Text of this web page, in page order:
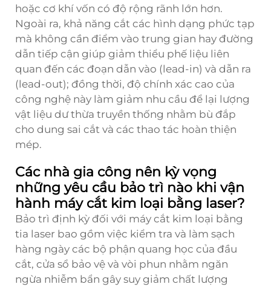
hoặc cơ khí vốn có độ rộng rãnh lớn hơn.
Ngoài ra, khả năng cắt các hình dạng phức tạp
mà không cần điểm vào trung gian hay đường
dẫn tiếp cận giúp giảm thiểu phế liệu liên
quan đến các đoạn dẫn vào (lead-in) và dẫn ra
(lead-out); đồng thời, độ chính xác cao của
công nghệ này làm giảm nhu cầu để lại lượng
vật liệu dư thừa truyền thống nhằm bù đắp
cho dung sai cắt và các thao tác hoàn thiện
mép.
Các nhà gia công nên kỳ vọng
những yêu cầu bảo trì nào khi vận
hành máy cắt kim loại bằng laser?
Bảo trì định kỳ đối với máy cắt kim loại bằng
tia laser bao gồm việc kiểm tra và làm sạch
hàng ngày các bộ phận quang học của đầu
cắt, cửa sổ bảo vệ và vòi phun nhằm ngăn
ngừa nhiễm bẩn gây suy giảm chất lượng